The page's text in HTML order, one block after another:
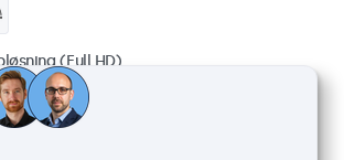
(Full HD)
utgang), SDI (2x inngang & 2x utgang)
innebygget, vegg
x 43 mm